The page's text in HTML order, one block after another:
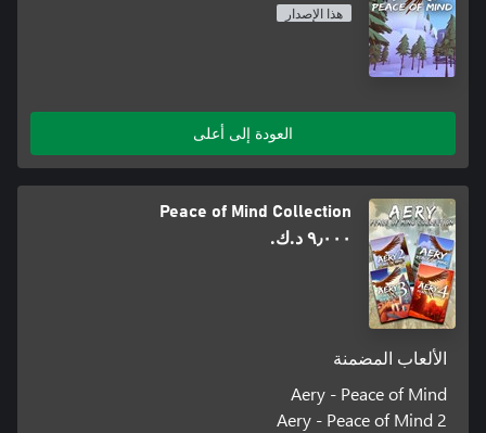
هذا الإصدار
العودة إلى أعلى
Peace of Mind Collection
٩٫٠٠٠ د.ك.‏
الألعاب المضمنة
Aery - Peace of Mind
Aery - Peace of Mind 2